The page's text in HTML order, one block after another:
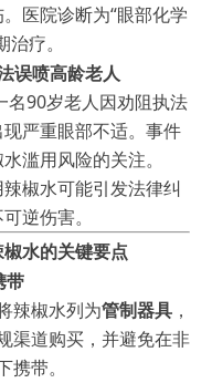
医院诊断为“眼部化学
疗。
误喷高龄老人
名90岁老人因劝阻执法
严重眼部不适。事件
滥用风险的关注。
辣椒水可能引发法律纠
逆伤害。
水的关键要点
带
辣椒水列为管制器具 ，
渠道购买，并避免在非
携带。